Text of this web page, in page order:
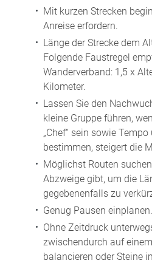
Mit kurzen Strecken
Anreise erfordern.
Länge der Strecke dem
Folgende Faustregel
Wanderverband: 1,5 x
Kilometer.
Lassen Sie den
kleine Gruppe führen,
„Chef“ sein sowie
bestimmen, steigert die
Möglichst Routen
Abzweige gibt, um die
gegebenenfalls zu
Genug Pausen einplanen.
Ohne Zeitdruck
zwischendurch auf
balancieren oder Steine